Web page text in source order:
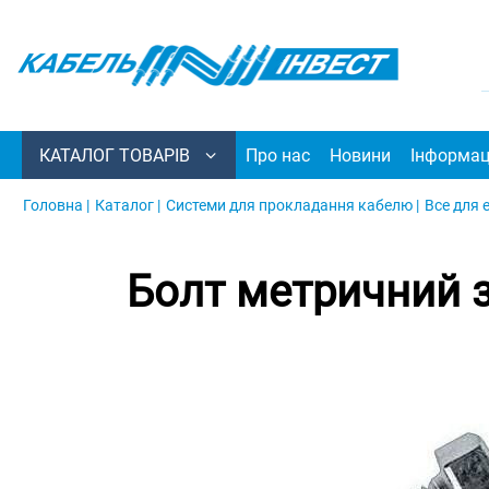
КАТАЛОГ ТОВАРІВ Про нас Новини
Головна | Каталог | Системи для прокладання кабелю | Все для
Болт метричний